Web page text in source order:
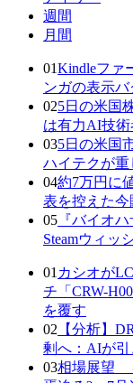
週間
月間
01Kindleファ
ンガの表示
025日の米国
は有力AI技
035日の米国
ハイテクが重
04約7万円に
表を控えた今
05 『バイオ
Steamウィッ
01 カシオが
チ「CRW-
を覆す
02 【分析】
剰へ：AIが
03相場展望